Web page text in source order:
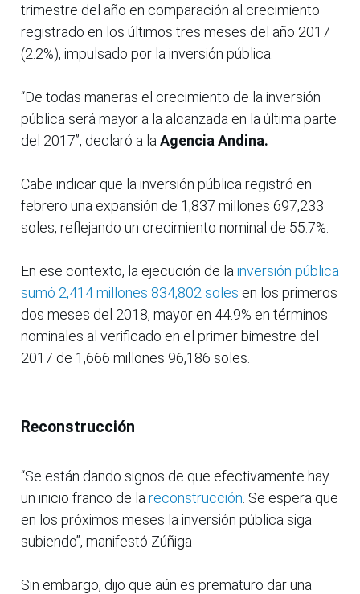
trimestre del año en comparación al crecimiento
registrado en los últimos tres meses del año 2017
(2.2%), impulsado por la inversión pública.
“De todas maneras el crecimiento de la inversión
pública será mayor a la alcanzada en la última parte
del 2017”, declaró a la Agencia Andina.
Cabe indicar que la inversión pública registró en
febrero una expansión de 1,837 millones 697,233
soles, reflejando un crecimiento nominal de 55.7%.
En ese contexto, la ejecución de la inversión pública
sumó 2,414 millones 834,802 soles en los primeros
dos meses del 2018, mayor en 44.9% en términos
nominales al verificado en el primer bimestre del
2017 de 1,666 millones 96,186 soles.
Reconstrucción
“Se están dando signos de que efectivamente hay
un inicio franco de la reconstrucción . Se espera que
en los próximos meses la inversión pública siga
subiendo”, manifestó Zúñiga
Sin embargo, dijo que aún es prematuro dar una